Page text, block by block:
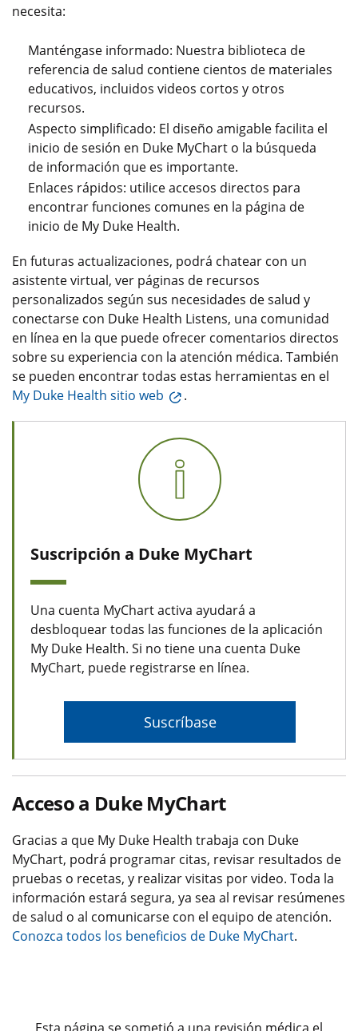
necesita:
Manténgase informado: Nuestra biblioteca de
referencia de salud contiene cientos de materiales
educativos, incluidos videos cortos y otros
recursos.
Aspecto simplificado: El diseño amigable facilita el
inicio de sesión en Duke MyChart o la búsqueda
de información que es importante.
Enlaces rápidos: utilice accesos directos para
encontrar funciones comunes en la página de
inicio de My Duke Health.
En futuras actualizaciones, podrá chatear con un
asistente virtual, ver páginas de recursos
personalizados según sus necesidades de salud y
conectarse con Duke Health Listens, una comunidad
en línea en la que puede ofrecer comentarios directos
sobre su experiencia con la atención médica. También
se pueden encontrar todas estas herramientas en el
My Duke Health sitio web
.
Suscripción a Duke MyChart
Una cuenta MyChart activa ayudará a
desbloquear todas las funciones de la aplicación
My Duke Health. Si no tiene una cuenta Duke
MyChart, puede registrarse en línea.
Suscríbase
Acceso a Duke MyChart
Gracias a que My Duke Health trabaja con Duke
MyChart, podrá programar citas, revisar resultados de
pruebas o recetas, y realizar visitas por video. Toda la
información estará segura, ya sea al revisar resúmenes
de salud o al comunicarse con el equipo de atención.
Conozca todos los beneficios de Duke MyChart.